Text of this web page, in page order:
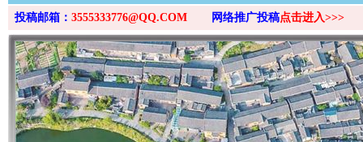
投稿邮箱： 3555333776@QQ.COM 网络推广投稿点击进入>>>